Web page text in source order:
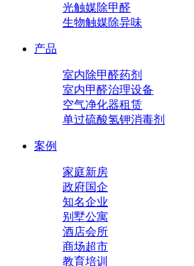
光触媒除甲醛
生物触媒除异味
产品
室内除甲醛药剂
室内甲醛治理设备
空气净化器租赁
单过硫酸氢钾消毒剂
案例
家庭新房
政府国企
知名企业
别墅公寓
酒店会所
商场超市
教育培训